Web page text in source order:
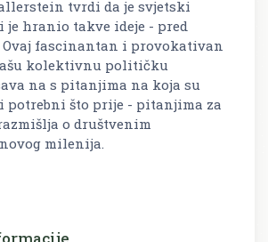
tvrdi da je svjetski
je hranio takve ideje - pred
Ovaj fascinantan i provokativan
kolektivnu političku
na s pitanjima na koja su
potrebni što prije - pitanjima za
o društvenim
milenija.